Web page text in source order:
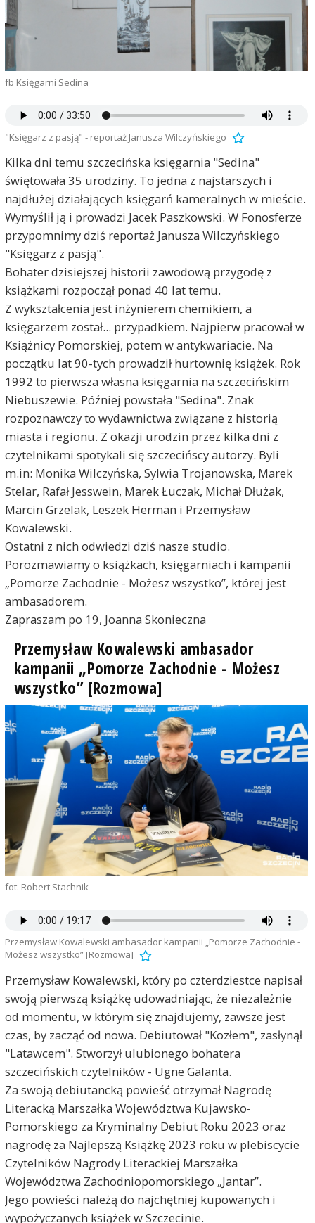
fb Księgarni Sedina
"Księgarz z pasją" - reportaż Janusza Wilczyńskiego
Kilka dni temu szczecińska księgarnia "Sedina"
świętowała 35 urodziny. To jedna z najstarszych i
najdłużej działających księgarń kameralnych w mieście.
Wymyślił ją i prowadzi Jacek Paszkowski. W Fonosferze
przypomnimy dziś reportaż Janusza Wilczyńskiego
"Księgarz z pasją".
Bohater dzisiejszej historii zawodową przygodę z
książkami rozpoczął ponad 40 lat temu.
Z wykształcenia jest inżynierem chemikiem, a
księgarzem został... przypadkiem. Najpierw pracował w
Książnicy Pomorskiej, potem w antykwariacie. Na
początku lat 90-tych prowadził hurtownię książek. Rok
1992 to pierwsza własna księgarnia na szczecińskim
Niebuszewie. Później powstała "Sedina". Znak
rozpoznawczy to wydawnictwa związane z historią
miasta i regionu. Z okazji urodzin przez kilka dni z
czytelnikami spotykali się szczecińscy autorzy. Byli
m.in: Monika Wilczyńska, Sylwia Trojanowska, Marek
Stelar, Rafał Jesswein, Marek Łuczak, Michał Dłużak,
Marcin Grzelak, Leszek Herman i Przemysław
Kowalewski.
Ostatni z nich odwiedzi dziś nasze studio.
Porozmawiamy o książkach, księgarniach i kampanii
„Pomorze Zachodnie - Możesz wszystko”, której jest
ambasadorem.
Zapraszam po 19, Joanna Skonieczna
Przemysław Kowalewski ambasador
kampanii „Pomorze Zachodnie - Możesz
wszystko” [Rozmowa]
fot. Robert Stachnik
Przemysław Kowalewski ambasador kampanii „Pomorze Zachodnie -
Możesz wszystko” [Rozmowa]
Przemysław Kowalewski, który po czterdziestce napisał
swoją pierwszą książkę udowadniając, że niezależnie
od momentu, w którym się znajdujemy, zawsze jest
czas, by zacząć od nowa. Debiutował "Kozłem", zasłynął
"Latawcem". Stworzył ulubionego bohatera
szczecińskich czytelników - Ugne Galanta.
Za swoją debiutancką powieść otrzymał Nagrodę
Literacką Marszałka Województwa Kujawsko-
Pomorskiego za Kryminalny Debiut Roku 2023 oraz
nagrodę za Najlepszą Książkę 2023 roku w plebiscycie
Czytelników Nagrody Literackiej Marszałka
Województwa Zachodniopomorskiego „Jantar”.
Jego powieści należą do najchętniej kupowanych i
wypożyczanych książek w Szczecinie.